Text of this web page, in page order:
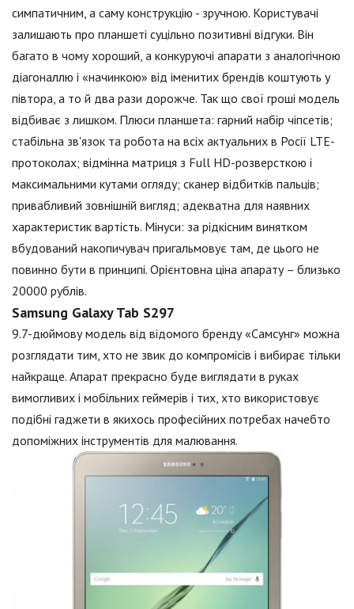
симпатичним, а саму конструкцію - зручною. Користувачі
залишають про планшеті суцільно позитивні відгуки. Він
багато в чому хороший, а конкуруючі апарати з аналогічною
діагоналлю і «начинкою» від іменитих брендів коштують у
півтора, а то й два рази дорожче. Так що свої гроші модель
відбиває з лишком. Плюси планшета: гарний набір чіпсетів;
стабільна зв'язок та робота на всіх актуальних в Росії LTE-
протоколах; відмінна матриця з Full HD-розверсткою і
максимальними кутами огляду; сканер відбитків пальців;
привабливий зовнішній вигляд; адекватна для наявних
характеристик вартість. Мінуси: за рідкісним винятком
вбудований накопичувач пригальмовує там, де цього не
повинно бути в принципі. Орієнтовна ціна апарату – близько
20000 рублів.
Samsung Galaxy Tab S297
9.7-дюймову модель від відомого бренду «Самсунг» можна
розглядати тим, хто не звик до компромісів і вибирає тільки
найкраще. Апарат прекрасно буде виглядати в руках
вимогливих і мобільних геймерів і тих, хто використовує
подібні гаджети в якихось професійних потребах начебто
допоміжних інструментів для малювання.